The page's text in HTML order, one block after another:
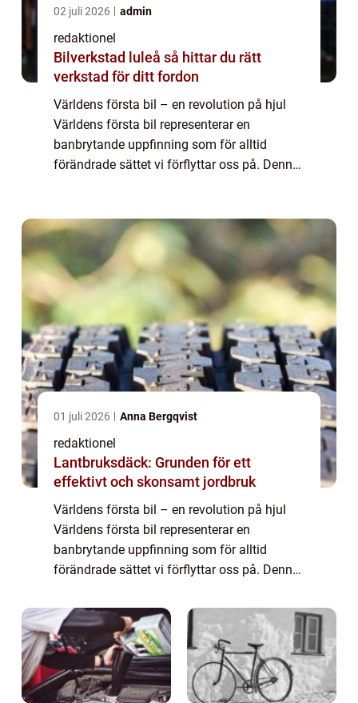
02 juli 2026 admin
redaktionel
Bilverkstad luleå så hittar du rätt
verkstad för ditt fordon
Världens första bil – en revolution på hjul
Världens första bil representerar en
banbrytande uppfinning som för alltid
förändrade sättet vi förflyttar oss på. Denna
01 juli 2026 Anna Bergqvist
redaktionel
Lantbruksdäck: Grunden för ett
effektivt och skonsamt jordbruk
Världens första bil – en revolution på hjul
Världens första bil representerar en
banbrytande uppfinning som för alltid
förändrade sättet vi förflyttar oss på. Denna
bilen som någonsin tillverkades,...